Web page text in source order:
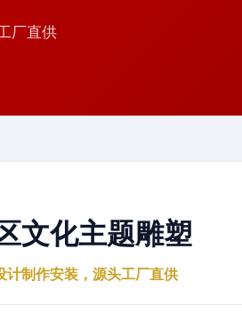
厂直供
文化主题雕塑
计制作安装，源头工厂直供